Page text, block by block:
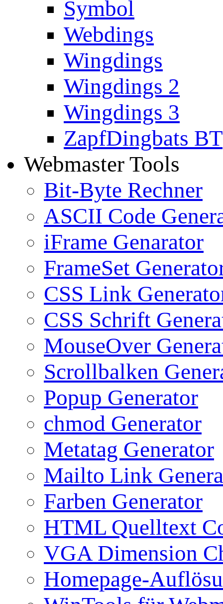
Symbol
Webdings
Wingdings
Wingdings 2
Wingdings 3
ZapfDingbats BT
Webmaster Tools
Bit-Byte Rechner
ASCII Code
iFrame Genarator
FrameSet
CSS Link
CSS Schrift
MouseOver
Scrollbalken
Popup Generator
chmod Generator
Metatag Generator
Mailto Link
Farben Generator
HTML Quelltext
VGA Dimension
Homepage-